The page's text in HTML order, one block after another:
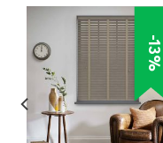
-13%